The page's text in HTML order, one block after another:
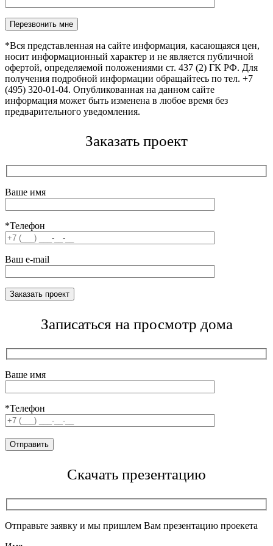
Оставьте это поле пустым.
*Вся представленная на сайте информация, касающаяся цен,
носит информационный характер и не является публичной
офертой, определяемой положениями ст. 437 (2) ГК РФ. Для
получения подробной информации обращайтесь по тел. +7
(495) 320-01-04. Опубликованная на данном сайте
информация может быть изменена в любое время без
предварительного уведомления.
Заказать проект
Ваше имя
*Телефон
Ваш e-mail
Записаться на просмотр дома
Ваше имя
*Телефон
Скачать презентацию
Отправьте заявку и мы пришлем Вам презентацию проекета